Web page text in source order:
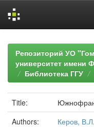
navigationРепозиторий УО
университет имени
Библиотека ГГУ
Title:
Authors:
Керов, В.Л.